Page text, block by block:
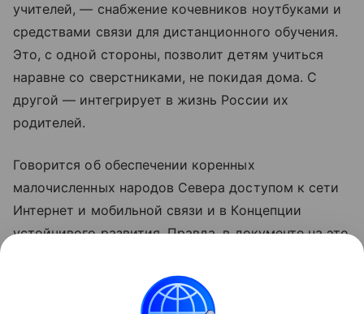
учителей, — снабжение кочевников ноутбуками и
средствами связи для дистанционного обучения.
Это, с одной стороны, позволит детям учиться
наравне со сверстниками, не покидая дома. С
другой — интегрирует в жизнь России их
родителей.
Говорится об обеспечении коренных
малочисленных народов Севера доступом к сети
Интернет и мобильной связи и в Концепции
устойчивого развития. Правда, в документе на это
Домашнее образование: все о